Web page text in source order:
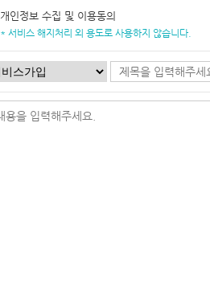
개인정보 수집 및 이용동의
* 서비스 해지처리 외 용도로 사용하지 않습니다.